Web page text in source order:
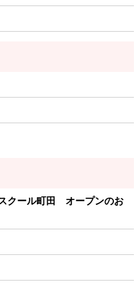
クール町田 オープンのお